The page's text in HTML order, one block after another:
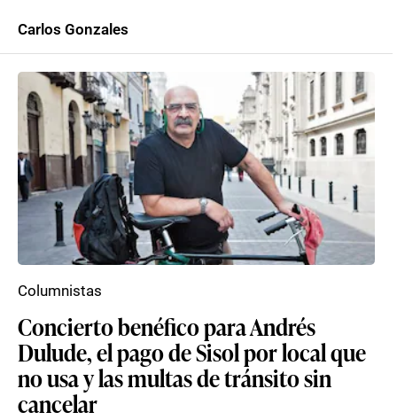
Carlos Gonzales
Concierto benéfico para Andrés
Dulude, el pago de Sisol por local que
no usa y las multas de tránsito sin
cancelar
Columnistas